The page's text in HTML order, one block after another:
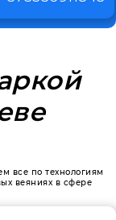
все по технологиям
веяниях в сфере